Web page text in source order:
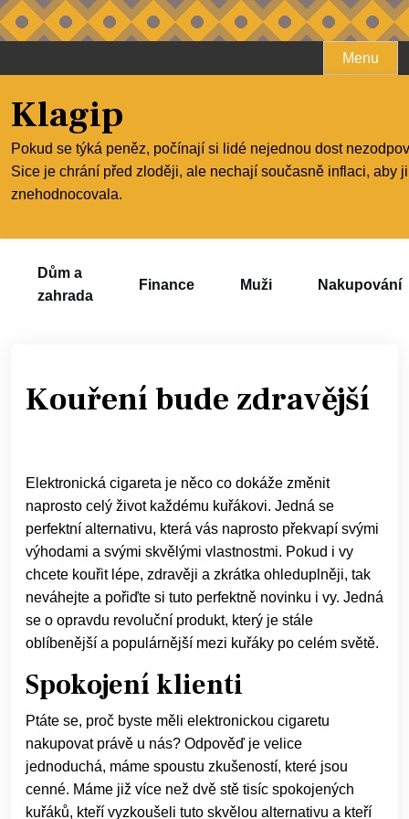
to
Menu
Klagip
Pokud se týká peněz, počínají si lidé nejednou dost
Sice je chrání před zloději, ale nechají současně inflaci, aby
znehodnocovala.
Dům a
zahrada
Finance Muži Nakupování
Kouření bude zdravější
Elektronická cigareta je něco co dokáže změnit
naprosto celý život každému kuřákovi. Jedná se
perfektní alternativu, která vás naprosto překvapí svými
výhodami a svými skvělými vlastnostmi. Pokud i vy
chcete kouřit lépe, zdravěji a zkrátka ohleduplněji, tak
neváhejte a pořiďte si tuto perfektně novinku i vy. Jedná
se o opravdu revoluční produkt, který je stále
oblíbenější a populárnější mezi kuřáky po celém světě.
Spokojení klienti
Ptáte se, proč byste měli elektronickou cigaretu
nakupovat právě u nás? Odpověď je velice
jednoduchá, máme spoustu zkušeností, které jsou
cenné. Máme již více než dvě stě tisíc spokojených
kuřáků, kteří vyzkoušeli tuto skvělou alternativu a kteří